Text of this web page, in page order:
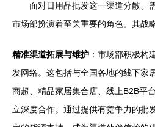
面对日用品批发这一渠道分散、
市场部扮演着至关重要的角色。其战
精准渠道拓展与维护 ：市场部积极构
发网络。这包括与全国各地的线下家
商超、精品家居集合店、线上B2B平
立深度合作。通过提供有竞争力的批